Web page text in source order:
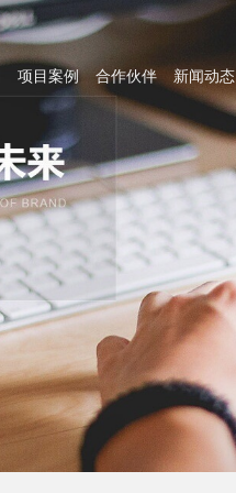
项目案例 合作伙伴 新闻动态